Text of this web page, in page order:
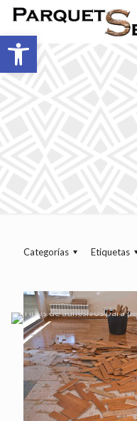
Abrir barra de herramientas
Categorías Etiquetas